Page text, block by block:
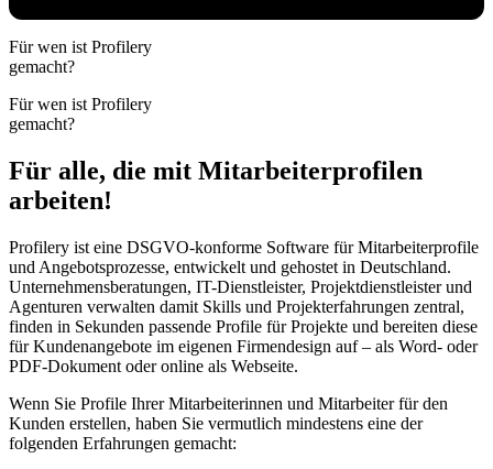
Für wen ist Profilery
gemacht?
Für wen ist Profilery
gemacht?
Für alle, die mit Mitarbeiterprofilen
arbeiten!
Profilery ist eine DSGVO-konforme Software für Mitarbeiterprofile
und Angebotsprozesse, entwickelt und gehostet in Deutschland.
Unternehmensberatungen, IT-Dienstleister, Projektdienstleister und
Agenturen verwalten damit Skills und Projekterfahrungen zentral,
finden in Sekunden passende Profile für Projekte und bereiten diese
für Kundenangebote im eigenen Firmendesign auf – als Word- oder
PDF-Dokument oder online als Webseite.
Wenn Sie Profile Ihrer Mitarbeiterinnen und Mitarbeiter für den
Kunden erstellen, haben Sie vermutlich mindestens eine der
folgenden Erfahrungen gemacht: